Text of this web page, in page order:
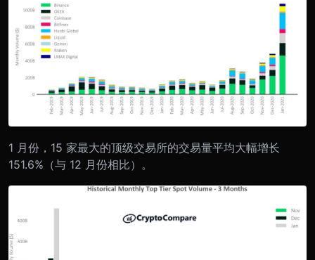
1 月份，15 家最大的顶级交易所的交易量平均大幅增长
151.6%（与 12 月份相比）。